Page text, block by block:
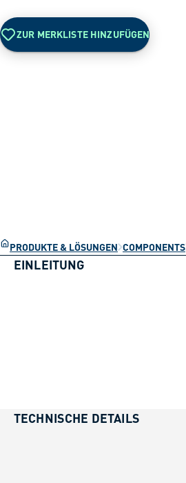
ZUR MERKLISTE HINZUFÜGEN
PRODUKTE & LÖSUNGEN COMPONENTS
EINLEITUNG
TECHNISCHE DETAILS